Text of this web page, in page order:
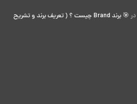
در
🎯 برند Brand چیست ؟ ( تعریف برند و تشریح